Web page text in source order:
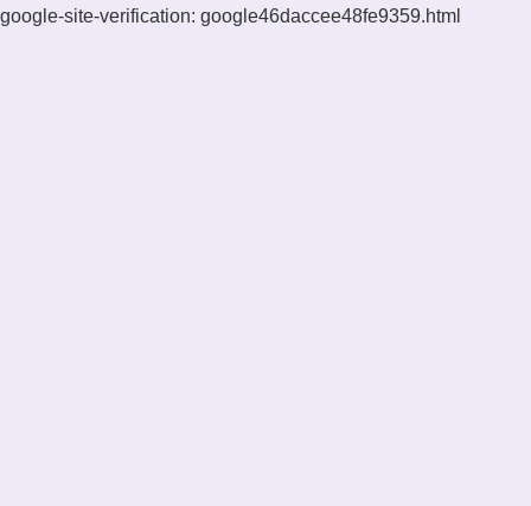
google-site-verification: google46daccee48fe9359.html